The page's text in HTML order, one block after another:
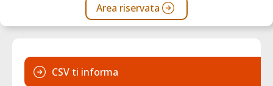
Area riservata
CSV ti informa